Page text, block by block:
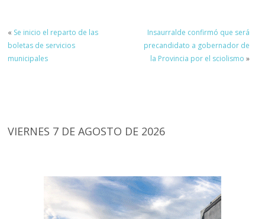
« Se inicio el reparto de las
boletas de servicios
municipales
Insaurralde confirmó que será
precandidato a gobernador de
la Provincia por el sciolismo »
VIERNES 7 DE AGOSTO DE 2026